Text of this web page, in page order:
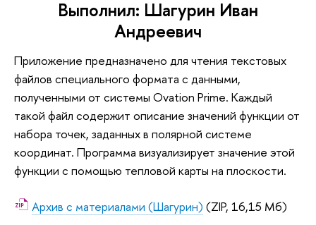
Выполнил: Шагурин Иван
Андреевич
Приложение предназначено для чтения текстовых
файлов специального формата с данными,
полученными от системы Ovation Prime. Каждый
такой файл содержит описание значений функции от
набора точек, заданных в полярной системе
координат. Программа визуализирует значение этой
функции с помощью тепловой карты на плоскости.
Архив с материалами (Шагурин) (ZIP, 16,15 Мб)